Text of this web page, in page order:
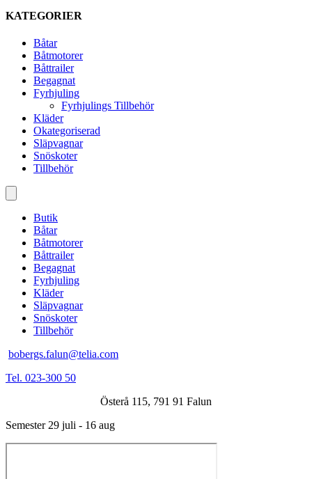
KATEGORIER
Båtar
Båtmotorer
Båttrailer
Begagnat
Fyrhjuling
Fyrhjulings Tillbehör
Kläder
Okategoriserad
Släpvagnar
Snöskoter
Tillbehör
Butik
Båtar
Båtmotorer
Båttrailer
Begagnat
Fyrhjuling
Kläder
Släpvagnar
Snöskoter
Tillbehör
bobergs.falun@telia.com
Tel. 023-300 50
Österå 115, 791 91 Falun
Semester 29 juli - 16 aug